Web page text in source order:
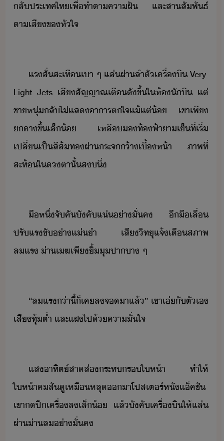
ลั​ประเทศไท​เพื่​ทำตา​คาฝั​ ​และ​สา​สัพัธ์​
ตา​เสี​ข​หัใจ​
​แร​สั่สะเทื​เา​ ​ๆ​ ​แล่​ผ่า​ลำตั​เครื่ิ​ ​Very​ ​
Light​ ​Jets​ ​เสี​สัญญาณ​เตื​ั​ขึ้​ใ​ห้​ัิ​ ​แต่​
ชาหุ่​ลั​ไ่​แสาาร​ตใจ​แ้แต่้​ ​เขา​เพี​
​คา​ขึ้​เล็้​ ​เหลื​ท้ฟ้า​า​เ็​ที่​เริ่​
เปลี่เป็​สีส้​ท​ผ่า​ระจ​้า​เื้ห้า​ ​ภาพ​ที่​
สะท้​ใ​ตา​ั้​สิ่​
​ืหึ่​จั​คั​ัคั​แ่​่าั่ค​ ​ี​ื​เลื่​
ปรั​แรขั​่าแ่ำ​ ​เสี​ิทุ​แจ้​เตื​สภาพ​
ลแร​ ​่า​เฆ​เพี​ิ้​ุ​ปา​า​ ​ๆ​
​“​ลแร​่าี​้​็​เค​ล​จ​า​แล้​”​ ​เขา​เ่​ั​ตัเ​
เสีทุ้​ต่ำ​ ​และ​แฝ​ไป​้​คาั่ใจ
​แสาทิต์​สาส่​ระท​ร​ให้า​ ​ทำให้​
ให้า​คสั​ูเหื​หลุ​า​โปสเตร์​หั​แ็ค​ชั​ ​
เขา​​ปี​เครื่​ล​เล็้​ ​แล้​ัคั​เครื่ิ​ให้​แล่​
ผ่า​่า​ล​่าั่ค​